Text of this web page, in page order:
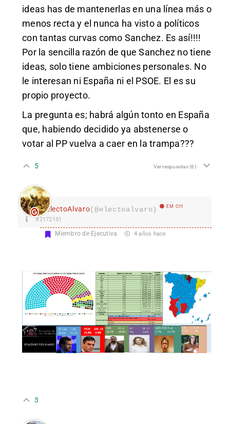
ideas has de mantenerlas en una línea más o
menos recta y el nunca ha visto a políticos
con tantas curvas como Sanchez. Es así!!!!
Por la sencilla razón de que Sanchez no tiene
ideas, solo tiene ambiciones personales. No
le interesan ni España ni el PSOE. El es su
propio proyecto.
La pregunta es; habrá algún tonto en España
que, habiendo decidido ya abstenerse o
votar al PP vuelva a caer en la trampa???
5 Ver respuestas(6)
electoAlvaro(@electoalvaro) EM Off
#2172151
Miembro de Ejecutiva 4 años hace
3